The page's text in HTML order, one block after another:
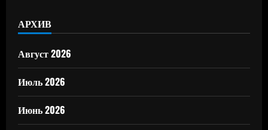
АРХИВ
Август 2026
Июль 2026
Июнь 2026